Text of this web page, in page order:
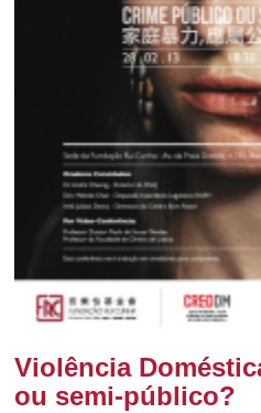
Violência
ou semi-público?